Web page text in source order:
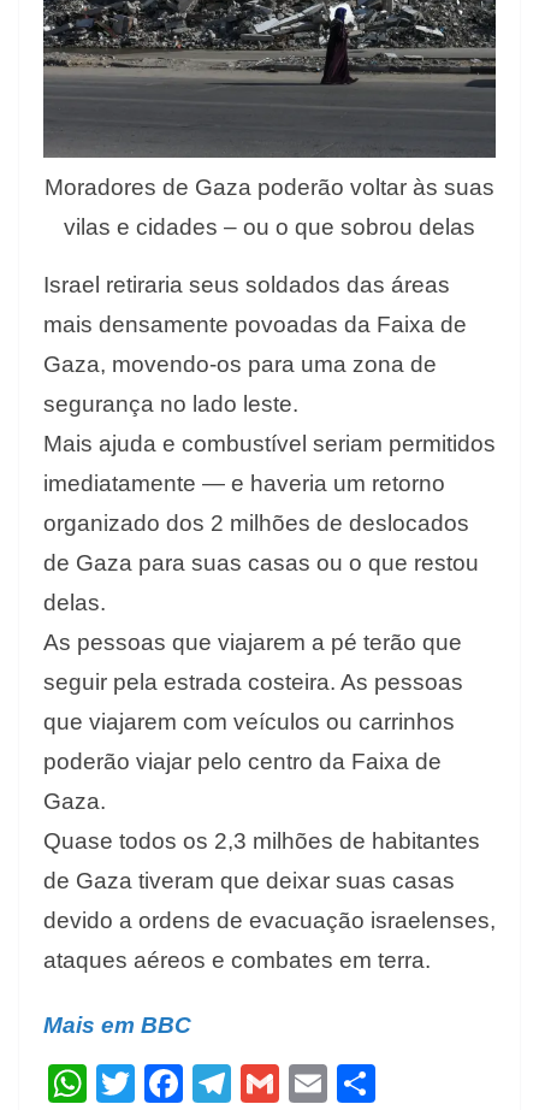
Moradores de Gaza poderão voltar às suas
vilas e cidades – ou o que sobrou delas
Israel retiraria seus soldados das áreas
mais densamente povoadas da Faixa de
Gaza, movendo-os para uma zona de
segurança no lado leste.
Mais ajuda e combustível seriam permitidos
imediatamente — e haveria um retorno
organizado dos 2 milhões de deslocados
de Gaza para suas casas ou o que restou
delas.
As pessoas que viajarem a pé terão que
seguir pela estrada costeira. As pessoas
que viajarem com veículos ou carrinhos
poderão viajar pelo centro da Faixa de
Gaza.
Quase todos os 2,3 milhões de habitantes
de Gaza tiveram que deixar suas casas
devido a ordens de evacuação israelenses,
ataques aéreos e combates em terra.
Mais em BBC
W T F T G E